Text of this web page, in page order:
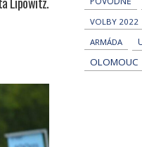
VOLBY 2022
ARMÁDA
OLOMOUC